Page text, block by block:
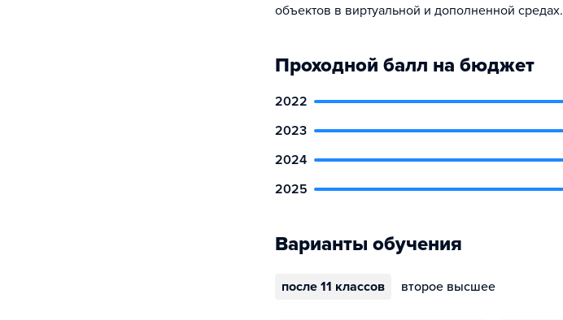
объектов в виртуальной и дополненной средах.
Проходной балл на бюджет
2022
2023
2024
2025
Варианты обучения
после 11 классов второе высшее